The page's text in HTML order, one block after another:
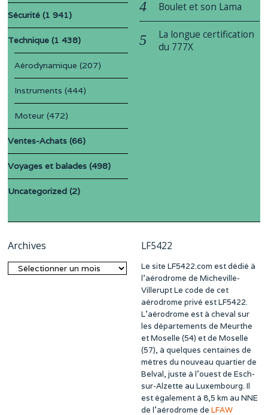
Sécurité (1 941)
Technique (1 438)
Aérodynamique (207)
Instruments (444)
Moteur (472)
Ventes-Achats (66)
Voyages et balades (498)
Uncategorized (2)
Boulet et son Lama
La longue certification
du 777X
Archives
Archives
LF5422
Le site LF5422.com est dédié à
l’aérodrome de Micheville-
Villerupt Le code de cet
aérodrome privé est LF5422.
L’aérodrome est à cheval sur
les départements de Meurthe
et Moselle (54) et de Moselle
(57), à quelques centaines de
mètres du nouveau quartier de
Belval, juste à l’ouest de Esch-
sur-Alzette au Luxembourg. Il
est également à 8,5 km au NNE
de l’aérodrome de LFAW